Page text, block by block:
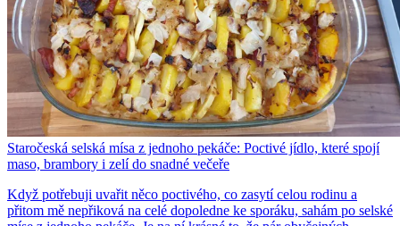
Staročeská selská mísa z jednoho pekáče: Poctivé jídlo, které spojí
maso, brambory i zelí do snadné večeře
Když potřebuji uvařit něco poctivého, co zasytí celou rodinu a
přitom mě nepřiková na celé dopoledne ke sporáku, sahám po selské